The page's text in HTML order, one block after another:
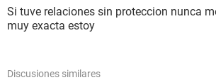
Si tuve relaciones sin proteccion nunca
muy exacta estoy
Discusiones similares